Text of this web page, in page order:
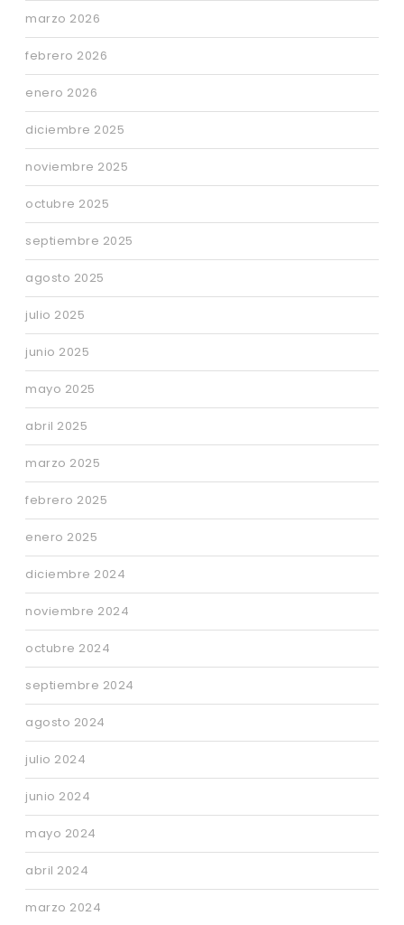
marzo 2026
febrero 2026
enero 2026
diciembre 2025
noviembre 2025
octubre 2025
septiembre 2025
agosto 2025
julio 2025
junio 2025
mayo 2025
abril 2025
marzo 2025
febrero 2025
enero 2025
diciembre 2024
noviembre 2024
octubre 2024
septiembre 2024
agosto 2024
julio 2024
junio 2024
mayo 2024
abril 2024
marzo 2024